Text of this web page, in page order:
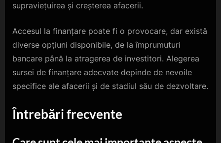
supraviețuirea și creșterea afacerii.
Accesul la finanțare poate fi o provocare, dar există
diverse opțiuni disponibile, de la împrumuturi
bancare până la atragerea de investitori. Alegerea
sursei de finanțare adecvate depinde de nevoile
specifice ale afacerii și de stadiul său de dezvoltare.
Întrebări frecvente